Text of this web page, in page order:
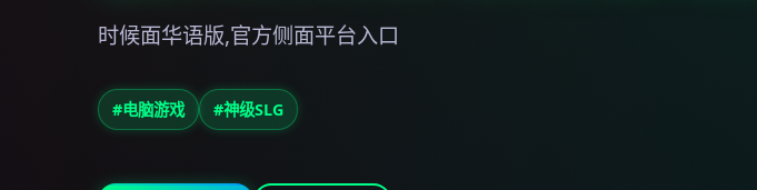
时候面华语版,官方侧面平台入口
#电脑游戏 #神级SLG